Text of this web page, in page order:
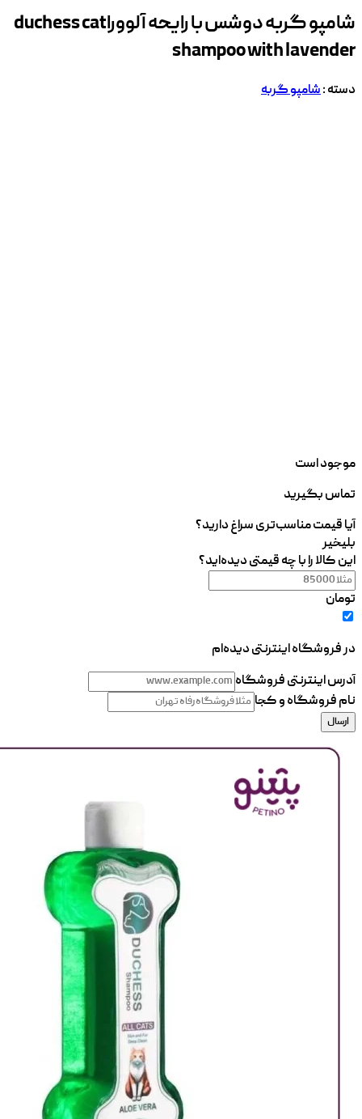
شامپو گربه دوشس با رایحه آلووراduchess cat
shampoo with lavender
دسته :شامپو گربه
موجود است
تماس بگیرید
آیا قیمت مناسب‌تری سراغ دارید؟
بلیخیر
این کالا را با چه قیمتی دیده‌اید؟
تومان
در فروشگاه اینترنتی دیده‌ام
آدرس اینترنتی فروشگاه
نام فروشگاه و کجا